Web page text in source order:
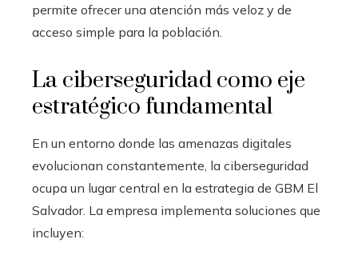
permite ofrecer una atención más veloz y de
acceso simple para la población.
La ciberseguridad como eje
estratégico fundamental
En un entorno donde las amenazas digitales
evolucionan constantemente, la ciberseguridad
ocupa un lugar central en la estrategia de GBM El
Salvador. La empresa implementa soluciones que
incluyen: